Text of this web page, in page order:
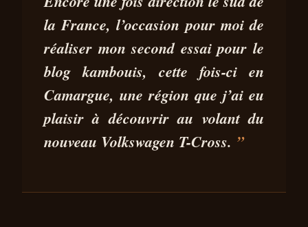
LE SUV COMPACT DE
VOLKSWAGEN REVIENT
ENCORE PLUS TECHNO ET
CRAQUANT EN 2024
25 MAR 20249 MIN DE LECTURESOPHIE LIONNAIS
la France, l’occasion pour moi de
réaliser mon second essai pour le
blog kambouis, cette fois-ci en
Camargue, une région que j’ai eu
plaisir à découvrir au volant du
nouveau Volkswagen T-Cross.